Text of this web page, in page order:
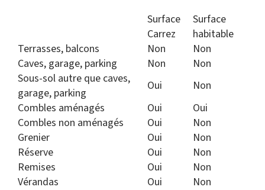
Surface
Carrez
Surface
habitable
Terrasses, balcons
Non
Non
Caves, garage, parking
Non
Non
Sous-sol autre que caves,
garage, parking
Oui
Non
Combles aménagés
Oui
Oui
Combles non aménagés
Oui
Non
Grenier
Oui
Non
Réserve
Oui
Non
Remises
Oui
Non
Vérandas
Oui Non